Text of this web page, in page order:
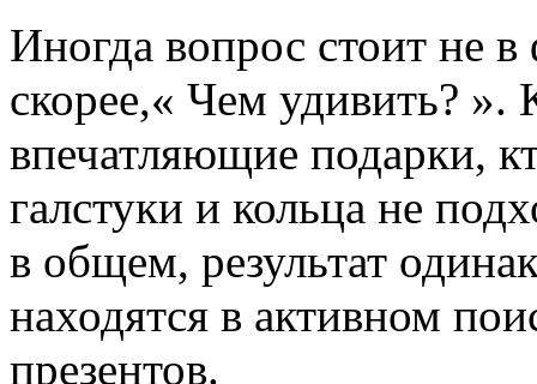
Иногда вопрос стоит не
скорее,« Чем удивить? ».
впечатляющие подарки,
галстуки и кольца не
в общем, результат
находятся в активном
презентов.